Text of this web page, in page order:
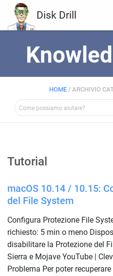
Disk Drill
HOME / ARCHIVIO
Tutorial
macOS 10.14 / 10.15:
del File System
Configura Protezione File
richiesto: 5 min o meno
disabilitare la Protezione del
Sierra e Mojave YouTube |
Problema Per poter